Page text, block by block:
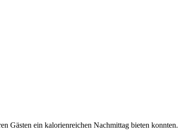
Gästen ein kalorienreichen Nachmittag bieten konnten.